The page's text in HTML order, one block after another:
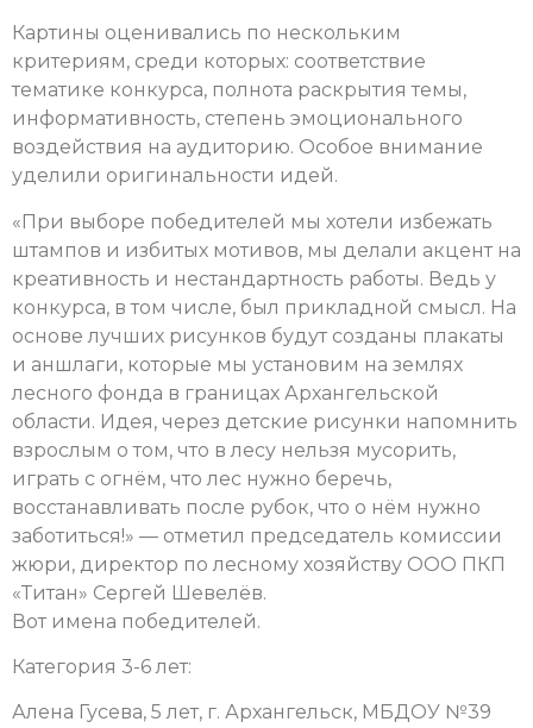
Картины оценивались по нескольким
критериям, среди которых: соответствие
тематике конкурса, полнота раскрытия темы,
информативность, степень эмоционального
воздействия на аудиторию. Особое внимание
уделили оригинальности идей.
«При выборе победителей мы хотели избежать
штампов и избитых мотивов, мы делали акцент на
креативность и нестандартность работы. Ведь у
конкурса, в том числе, был прикладной смысл. На
основе лучших рисунков будут созданы плакаты
и аншлаги, которые мы установим на землях
лесного фонда в границах Архангельской
области. Идея, через детские рисунки напомнить
взрослым о том, что в лесу нельзя мусорить,
играть с огнём, что лес нужно беречь,
восстанавливать после рубок, что о нём нужно
заботиться!» — отметил председатель комиссии
жюри, директор по лесному хозяйству ООО ПКП
«Титан» Сергей Шевелёв.
Вот имена победителей.
Категория 3-6 лет:
Алена Гусева, 5 лет, г. Архангельск, МБДОУ №39